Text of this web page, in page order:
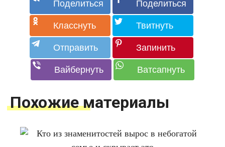
Похожие материалы